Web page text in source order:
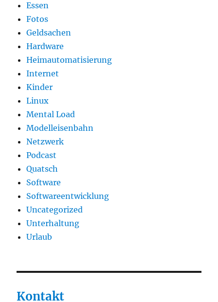
Essen
Fotos
Geldsachen
Hardware
Heimautomatisierung
Internet
Kinder
Linux
Mental Load
Modelleisenbahn
Netzwerk
Podcast
Quatsch
Software
Softwareentwicklung
Uncategorized
Unterhaltung
Urlaub
Kontakt